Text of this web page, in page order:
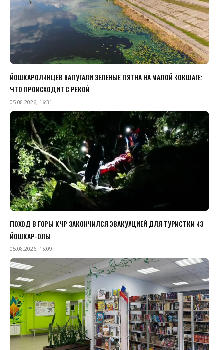
ЙОШКАРОЛИНЦЕВ НАПУГАЛИ ЗЕЛЕНЫЕ ПЯТНА НА МАЛОЙ КОКШАГЕ:
ЧТО ПРОИСХОДИТ С РЕКОЙ
05.08.2026, 16:31
ПОХОД В ГОРЫ КЧР ЗАКОНЧИЛСЯ ЭВАКУАЦИЕЙ ДЛЯ ТУРИСТКИ ИЗ
ЙОШКАР-ОЛЫ
05.08.2026, 15:09